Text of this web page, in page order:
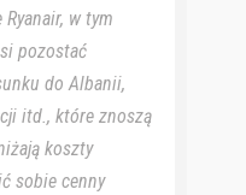
w tym
pozostać
do Albanii,
itd., które znoszą
koszty
sobie cenny